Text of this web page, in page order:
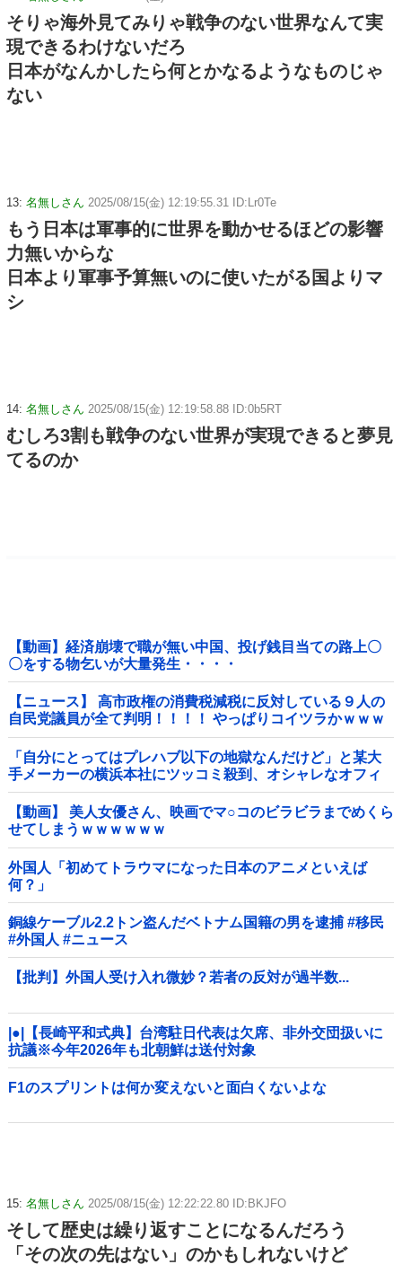
そりゃ海外見てみりゃ戦争のない世界なんて実
現できるわけないだろ
日本がなんかしたら何とかなるようなものじゃ
ない
13: 名無しさん 2025/08/15(金) 12:19:55.31 ID:Lr0Te
もう日本は軍事的に世界を動かせるほどの影響
力無いからな
日本より軍事予算無いのに使いたがる国よりマ
シ
14: 名無しさん 2025/08/15(金) 12:19:58.88 ID:0b5RT
むしろ3割も戦争のない世界が実現できると夢見
てるのか
【動画】経済崩壊で職が無い中国、投げ銭目当ての路上〇
〇をする物乞いが大量発生・・・・
【ニュース】 高市政権の消費税減税に反対している９人の
自民党議員が全て判明！！！！ やっぱりコイツラかｗｗｗ
ｗｗ
「自分にとってはプレハブ以下の地獄なんだけど」と某大
手メーカーの横浜本社にツッコミ殺到、オシャレなオフィ
スに特化してしまった結果……他
【動画】 美人女優さん、映画でマ○コのビラビラまでめくら
せてしまうｗｗｗｗｗｗ
外国人「初めてトラウマになった日本のアニメといえば
何？」
銅線ケーブル2.2トン盗んだベトナム国籍の男を逮捕 #移民
#外国人 #ニュース
【批判】外国人受け入れ微妙？若者の反対が過半数...
|●|【長崎平和式典】台湾駐日代表は欠席、非外交団扱いに
抗議※今年2026年も北朝鮮は送付対象
F1のスプリントは何か変えないと面白くないよな
15: 名無しさん 2025/08/15(金) 12:22:22.80 ID:BKJFO
そして歴史は繰り返すことになるんだろう
「その次の先はない」のかもしれないけど